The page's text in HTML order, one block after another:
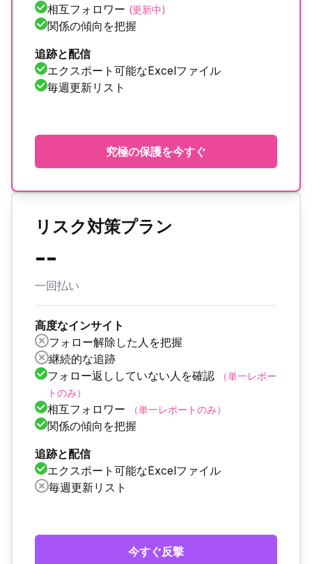
リスク対策プラン
--
一回払い
高度なインサイト
フォロー解除した人を把握
継続的な追跡
フォロー返ししていない人を確認
（単一レポー
トのみ）
相互フォロワー （単一レポートのみ）
関係の傾向を把握
追跡と配信
エクスポート可能なExcelファイル
毎週更新リスト
今すぐ反撃
相互フォロワー (更新中)
関係の傾向を把握
追跡と配信
エクスポート可能なExcelファイル
毎週更新リスト
究極の保護を今すぐ